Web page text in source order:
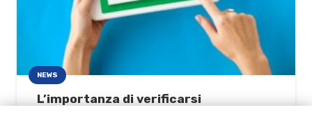
NEWS
L’importanza di verificarsi